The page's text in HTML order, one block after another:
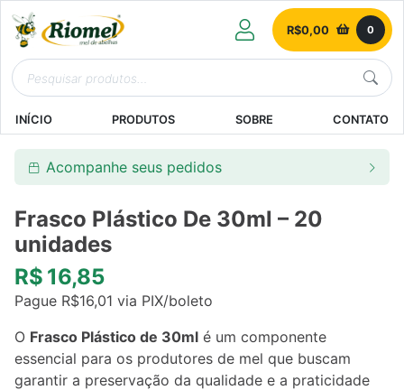
R$0,00 0
INÍCIO PRODUTOS SOBRE CONTATO
Acompanhe seus pedidos
Frasco Plástico De 30ml – 20
unidades
R$ 16,85
Pague R$16,01 via PIX/boleto
O Frasco Plástico de 30ml é um componente
essencial para os produtores de mel que buscam
garantir a preservação da qualidade e a praticidade